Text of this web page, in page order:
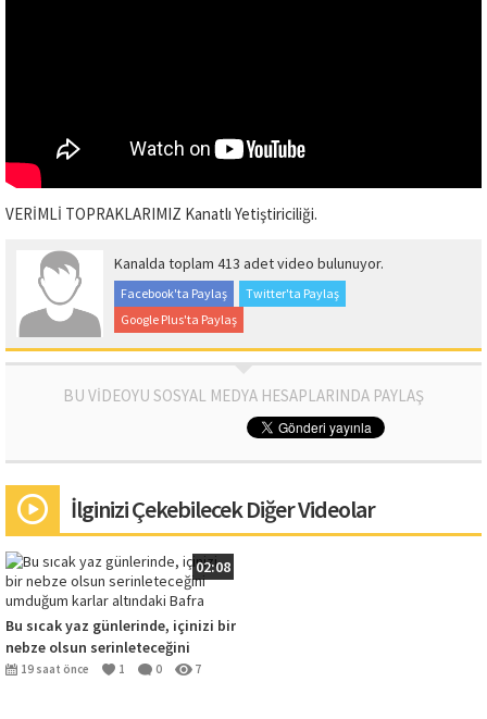
VERİMLİ TOPRAKLARIMIZ Kanatlı Yetiştiriciliği.
Kanalda toplam 413 adet video bulunuyor.
Facebook'ta Paylaş
Twitter'ta Paylaş
Google Plus'ta Paylaş
BU VİDEOYU SOSYAL MEDYA HESAPLARINDA PAYLAŞ
İlginizi Çekebilecek Diğer Videolar
02:08
Bu sıcak yaz günlerinde, içinizi bir
nebze olsun serinleteceğini
umduğum karlar altındaki Bafra
19 saat önce 1 0 7